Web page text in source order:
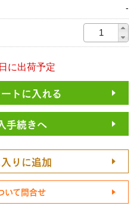
-
に出荷予定
トに入れる
手続きへ
りに追加
いて問合せ